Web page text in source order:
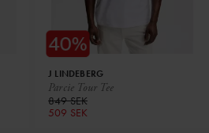
Parcie Tour Tee
J LINDEBERG
849 SEK
509 SEK